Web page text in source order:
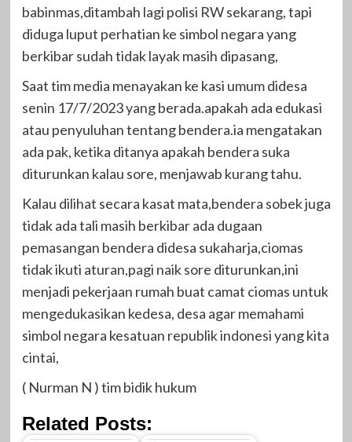
babinmas,ditambah lagi polisi RW sekarang, tapi
diduga luput perhatian ke simbol negara yang
berkibar sudah tidak layak masih dipasang,
Saat tim media menayakan ke kasi umum didesa
senin 17/7/2023 yang berada.apakah ada edukasi
atau penyuluhan tentang bendera.ia mengatakan
ada pak, ketika ditanya apakah bendera suka
diturunkan kalau sore, menjawab kurang tahu.
Kalau dilihat secara kasat mata,bendera sobek juga
tidak ada tali masih berkibar ada dugaan
pemasangan bendera didesa sukaharja,ciomas
tidak ikuti aturan,pagi naik sore diturunkan,ini
menjadi pekerjaan rumah buat camat ciomas untuk
mengedukasikan kedesa, desa agar memahami
simbol negara kesatuan republik indonesi yang kita
cintai,
( Nurman N ) tim bidik hukum
Related Posts: